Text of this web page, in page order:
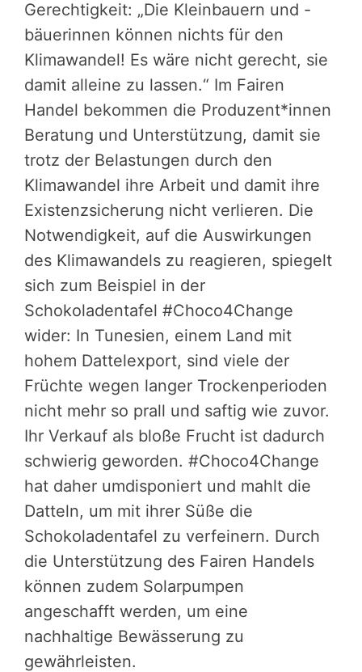
Gerechtigkeit: „Die Kleinbauern und -
bäuerinnen können nichts für den
Klimawandel! Es wäre nicht gerecht, sie
damit alleine zu lassen.“ Im Fairen
Handel bekommen die Produzent*innen
Beratung und Unterstützung, damit sie
trotz der Belastungen durch den
Klimawandel ihre Arbeit und damit ihre
Existenzsicherung nicht verlieren. Die
Notwendigkeit, auf die Auswirkungen
des Klimawandels zu reagieren, spiegelt
sich zum Beispiel in der
Schokoladentafel #Choco4Change
wider: In Tunesien, einem Land mit
hohem Dattelexport, sind viele der
Früchte wegen langer Trockenperioden
nicht mehr so prall und saftig wie zuvor.
Ihr Verkauf als bloße Frucht ist dadurch
schwierig geworden. #Choco4Change
hat daher umdisponiert und mahlt die
Datteln, um mit ihrer Süße die
Schokoladentafel zu verfeinern. Durch
die Unterstützung des Fairen Handels
können zudem Solarpumpen
angeschafft werden, um eine
nachhaltige Bewässerung zu
gewährleisten.